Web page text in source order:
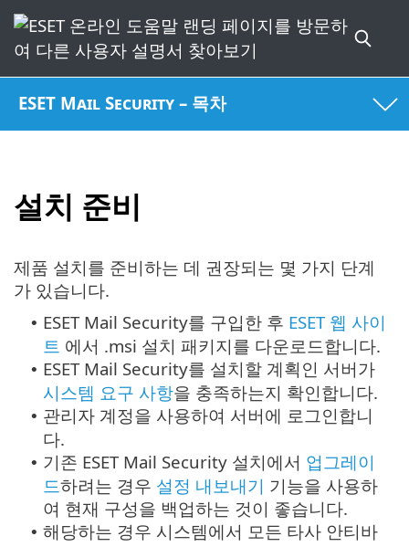
ESET Mail Security – 목차
설치 준비
제품 설치를 준비하는 데 권장되는 몇 가지 단계
가 있습니다.
• ESET Mail Security를 구입한 후 ESET 웹 사이
트 에서 .msi 설치 패키지를 다운로드합니다.
• ESET Mail Security를 설치할 계획인 서버가
시스템 요구 사항을 충족하는지 확인합니다.
• 관리자 계정을 사용하여 서버에 로그인합니
다.
• 기존 ESET Mail Security 설치에서 업그레이
드하려는 경우 설정 내보내기 기능을 사용하
여 현재 구성을 백업하는 것이 좋습니다.
• 해당하는 경우 시스템에서 모든 타사 안티바